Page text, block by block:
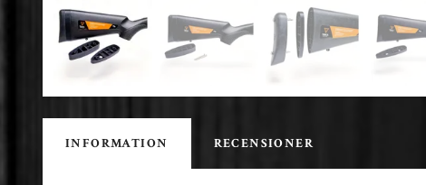
INFORMATION RECENSIONER